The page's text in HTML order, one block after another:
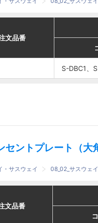
S-DBC1、S-DBC1U
文品番
S-DBC1、
S-DBC1、S-DBC1U
文品番
S-DBC1、
セントプレート（大
・サスウェイ 08_02_サスウェイ
文品番
文品番